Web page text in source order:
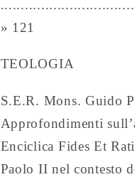
» 121
TEOLOGIA
S.E.R. Mons. Guido
Approfondimenti
Enciclica Fides Et
Paolo II nel contesto